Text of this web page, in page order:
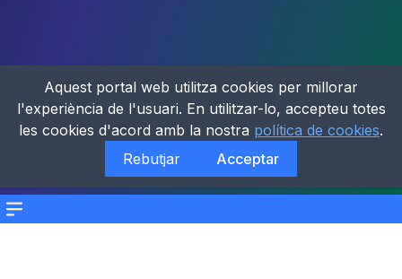
Menu
Aquest portal web utilitza cookies per millorar
l'experiència de l'usuari. En utilitzar-lo, accepteu totes
les cookies d'acord amb la nostra política de cookies.
Rebutjar
Acceptar